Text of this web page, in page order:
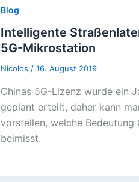
Blog
Intelligente
5G-Mikrostation
Nicolos / 16. August 2019
Chinas 5G-Lizenz wurde ein
geplant erteilt, daher kann
vorstellen, welche Bedeutung
beimisst.